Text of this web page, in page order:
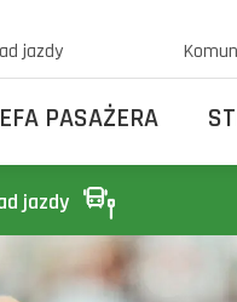
jazdy
PASAŻERA
jazdy